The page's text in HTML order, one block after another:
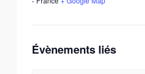
Évènements liés